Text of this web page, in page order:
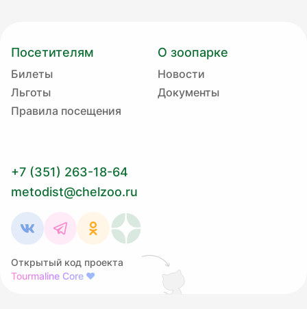
Посетителям
Билеты
Льготы
Правила посещения
О зоопарке
Новости
Документы
+7 (351) 263-18-64
metodist@chelzoo.ru
Открытый код проекта
Tourmaline Core ❤